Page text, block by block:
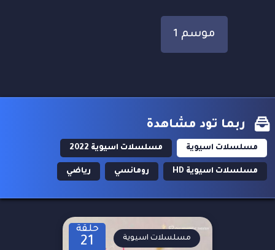
موسم 1
ربما تود مشاهدة
مسلسلات اسيوية مسلسلات اسيوية 2022
مسلسلات اسيوية HD رومانسي رياضي
حلقة
21 مسلسلات اسيوية